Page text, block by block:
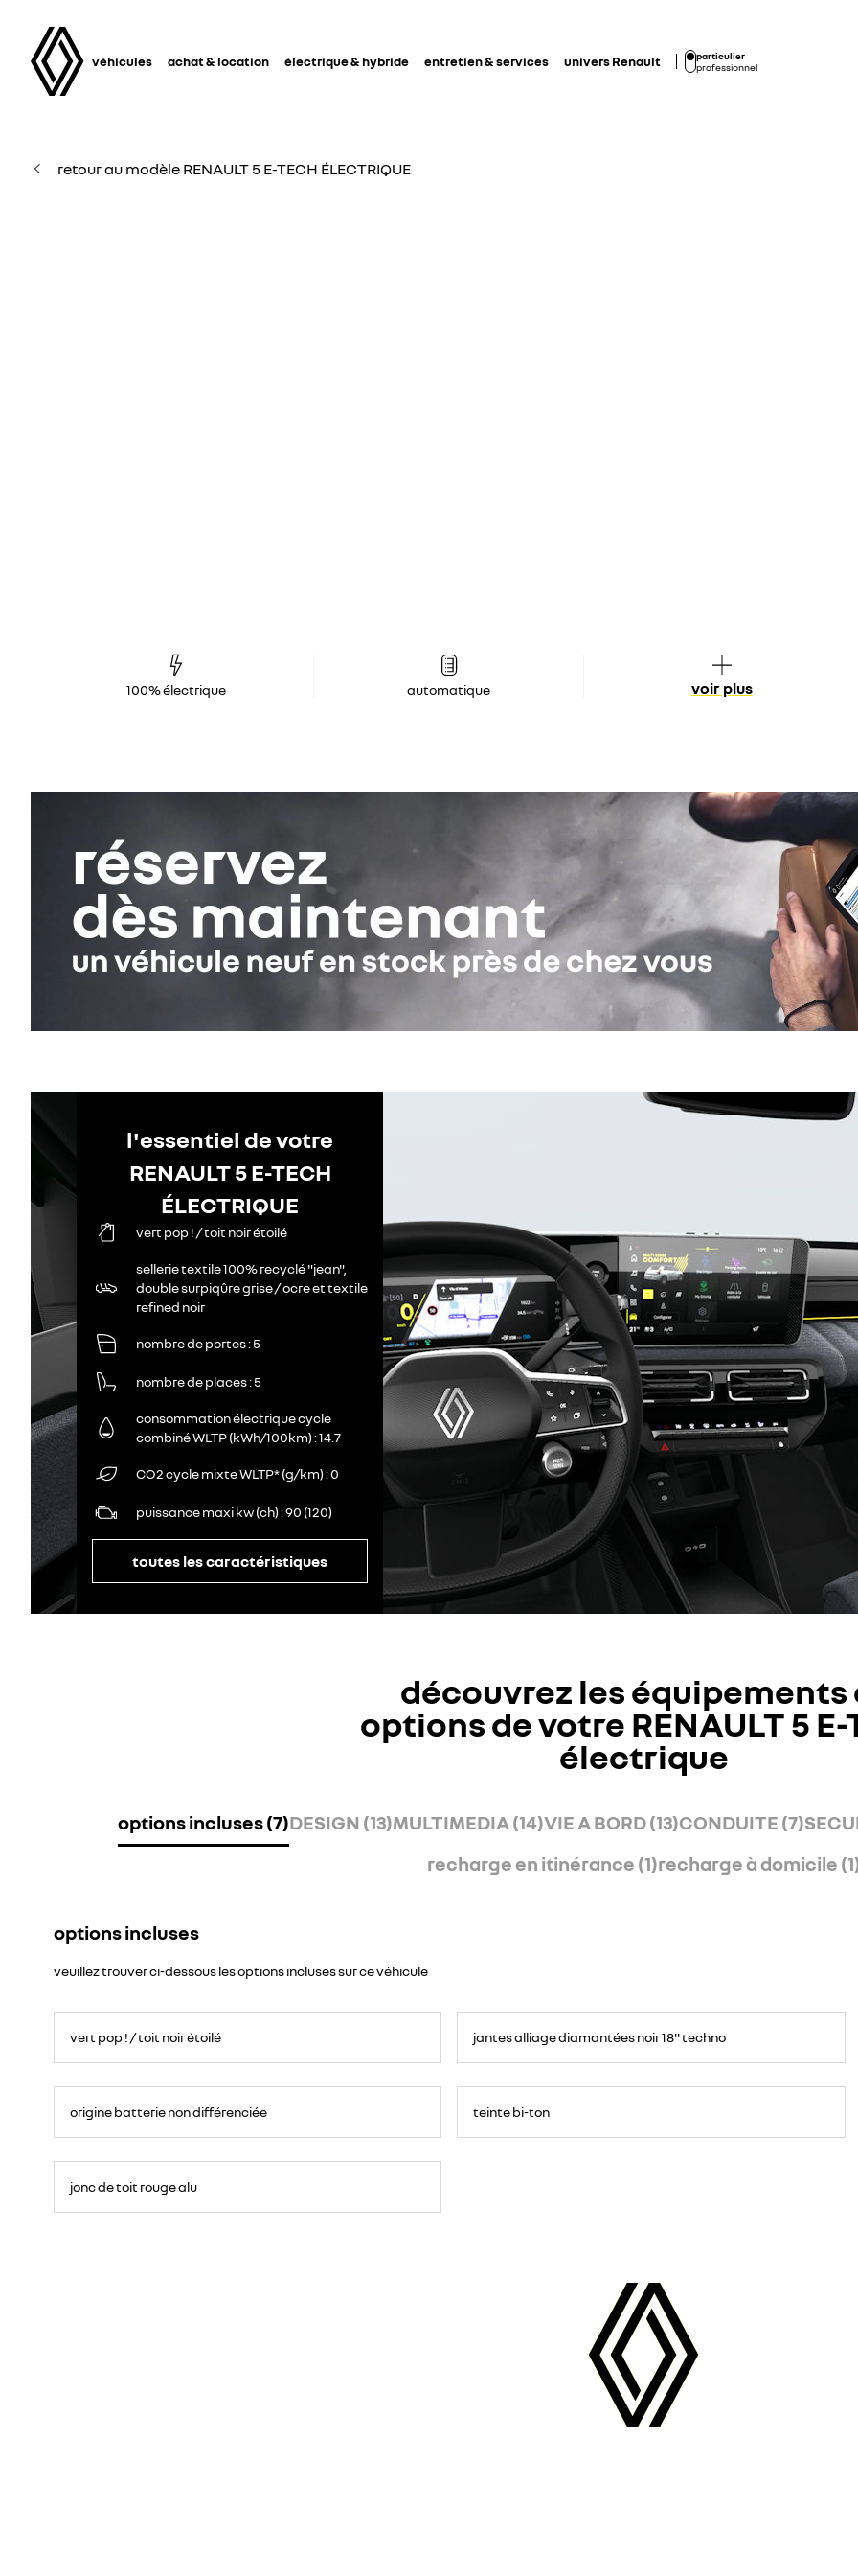
véhicules achat & location électrique & hybride entretien & services univers Renault
particulier
professionnel
retour au modèle RENAULT 5 E-TECH ÉLECTRIQUE
100% électrique automatique voir plus
l'essentiel de votre
RENAULT 5 E-TECH
ÉLECTRIQUE
vert pop ! / toit noir étoilé
sellerie textile 100% recyclé "jean",
double surpiqûre grise / ocre et textile
refined noir
nombre de portes 5
nombre de places 5
consommation électrique cycle
combiné WLTP (kWh/100km) 14.7
CO2 cycle mixte WLTP* (g/km) 0
puissance maxi kw (ch) 90 (120)
toutes les caractéristiques
découvrez les équipements
options de votre RENAULT 5
électrique
options incluses (7)DESIGN (13)MULTIMEDIA (14)VIE A BORD (13)CONDUITE (7)
recharge en itinérance (1)recharge à domicile
options incluses
veuillez trouver ci-dessous les options incluses sur ce véhicule
vert pop ! / toit noir étoilé jantes alliage diamantées noir 18'' techno
origine batterie non différenciée teinte bi-ton
jonc de toit rouge alu